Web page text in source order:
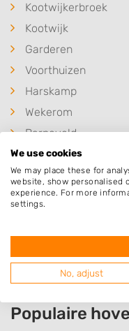
Kootwijkerbroek
Kootwijk
Garderen
Voorthuizen
Harskamp
Wekerom
Barneveld
Uddel
Ermelo
Putten
Lunteren
Populaire
We use cookies
We may place these for
website, show personalised
experience. For more
settings.
No, adjust